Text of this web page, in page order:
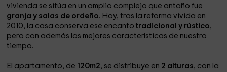
vivienda se sitúa en un amplio complejo que antaño fue
granja y salas de ordeño. Hoy, tras la reforma vivida en
2010, la casa conserva ese encantotradicional y rústico,
pero con además las mejores características de nuestro
tiempo.
El apartamento, de 120m2, se distribuye en 2 alturas, con la